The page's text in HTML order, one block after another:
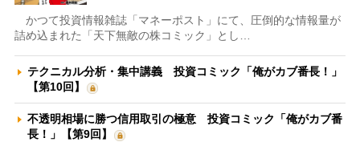
かつて投資情報雑誌「マネーポスト」にて、圧倒的な情報量が
詰め込まれた「天下無敵の株コミック」とし…
テクニカル分析・集中講義 投資コミック「俺がカブ番長！」
【第10回】
不透明相場に勝つ信用取引の極意 投資コミック「俺がカブ番
長！」【第9回】